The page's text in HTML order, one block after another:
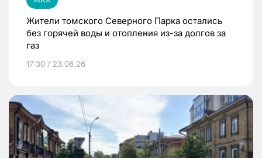
Жители томского Северного Парка остались
без горячей воды и отопления из-за долгов за
газ
17:30 / 23.06.26